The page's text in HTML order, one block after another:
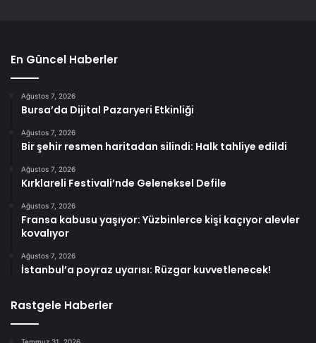
En Güncel Haberler
Ağustos 7, 2026
Bursa’da Dijital Pazaryeri Etkinliği
Ağustos 7, 2026
Bir şehir resmen haritadan silindi: Halk tahliye edildi
Ağustos 7, 2026
Kırklareli Festivali’nde Geleneksel Defile
Ağustos 7, 2026
Fransa kabusu yaşıyor: Yüzbinlerce kişi kaçıyor alevler
kovalıyor
Ağustos 7, 2026
İstanbul’a poyraz uyarısı: Rüzgar kuvvetlenecek!
Rastgele Haberler